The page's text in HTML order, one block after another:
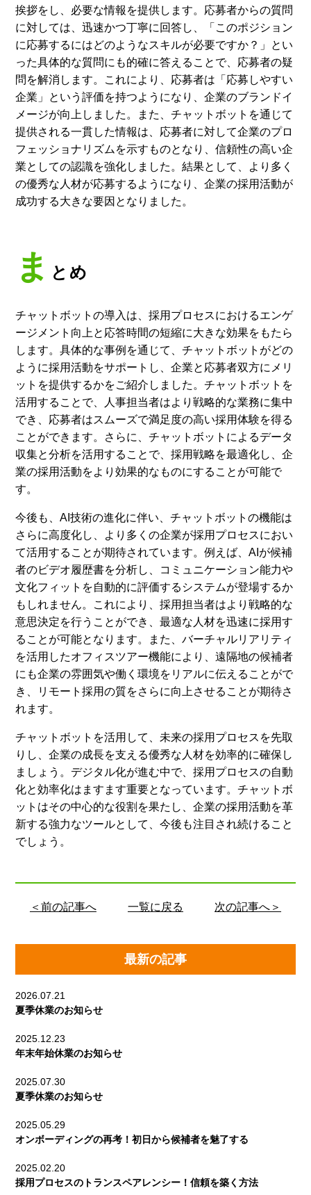
挨拶をし、必要な情報を提供します。応募者からの質問
に対しては、迅速かつ丁寧に回答し、「このポジション
に応募するにはどのようなスキルが必要ですか？」とい
った具体的な質問にも的確に答えることで、応募者の疑
問を解消します。これにより、応募者は「応募しやすい
企業」という評価を持つようになり、企業のブランドイ
メージが向上しました。また、チャットボットを通じて
提供される一貫した情報は、応募者に対して企業のプロ
フェッショナリズムを示すものとなり、信頼性の高い企
業としての認識を強化しました。結果として、より多く
の優秀な人材が応募するようになり、企業の採用活動が
成功する大きな要因となりました。
ま とめ
チャットボットの導入は、採用プロセスにおけるエンゲ
ージメント向上と応答時間の短縮に大きな効果をもたら
します。具体的な事例を通じて、チャットボットがどの
ように採用活動をサポートし、企業と応募者双方にメリ
ットを提供するかをご紹介しました。チャットボットを
活用することで、人事担当者はより戦略的な業務に集中
でき、応募者はスムーズで満足度の高い採用体験を得る
ことができます。さらに、チャットボットによるデータ
収集と分析を活用することで、採用戦略を最適化し、企
業の採用活動をより効果的なものにすることが可能で
す。
今後も、AI技術の進化に伴い、チャットボットの機能は
さらに高度化し、より多くの企業が採用プロセスにおい
て活用することが期待されています。例えば、AIが候補
者のビデオ履歴書を分析し、コミュニケーション能力や
文化フィットを自動的に評価するシステムが登場するか
もしれません。これにより、採用担当者はより戦略的な
意思決定を行うことができ、最適な人材を迅速に採用す
ることが可能となります。また、バーチャルリアリティ
を活用したオフィスツアー機能により、遠隔地の候補者
にも企業の雰囲気や働く環境をリアルに伝えることがで
き、リモート採用の質をさらに向上させることが期待さ
れます。
チャットボットを活用して、未来の採用プロセスを先取
りし、企業の成長を支える優秀な人材を効率的に確保し
ましょう。デジタル化が進む中で、採用プロセスの自動
化と効率化はますます重要となっています。チャットボ
ットはその中心的な役割を果たし、企業の採用活動を革
新する強力なツールとして、今後も注目され続けること
でしょう。
＜前の記事へ 一覧に戻る 次の記事へ＞
最新の記事
2026.07.21
夏季休業のお知らせ
2025.12.23
年末年始休業のお知らせ
2025.07.30
夏季休業のお知らせ
2025.05.29
オンボーディングの再考！初日から候補者を魅了する
2025.02.20
採用プロセスのトランスペアレンシー！信頼を築く方法